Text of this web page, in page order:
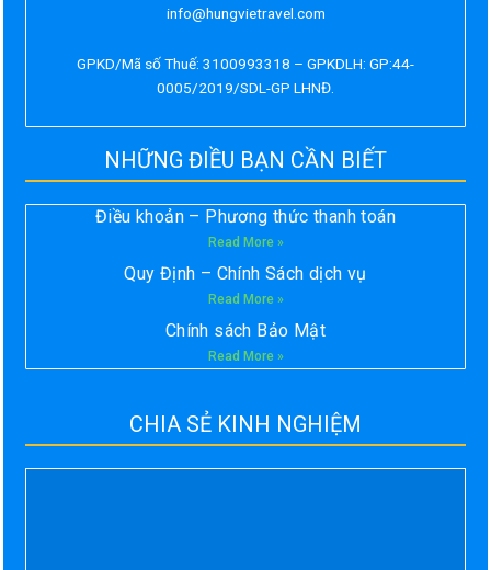
info@hungvietravel.com
GPKD/Mã số Thuế: 3100993318 – GPKDLH: GP:44-
0005/2019/SDL-GP LHNĐ.
NHỮNG ĐIỀU BẠN CẦN BIẾT
Điều khoản – Phương thức thanh toán
Read More »
Quy Định – Chính Sách dịch vụ
Read More »
Chính sách Bảo Mật
Read More »
CHIA SẺ KINH NGHIỆM